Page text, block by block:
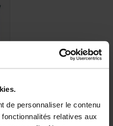
de personnaliser le contenu
relatives aux
L